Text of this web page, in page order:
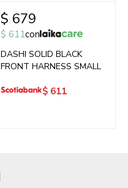
$ 679
$ 611con
DASHI SOLID BLACK
FRONT HARNESS SMALL
$ 611